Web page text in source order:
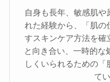
自身も長年、敏感肌や
れた経験から、「肌の
すスキンケア方法を確
と向き合い、一時的な
しくいられるための
て